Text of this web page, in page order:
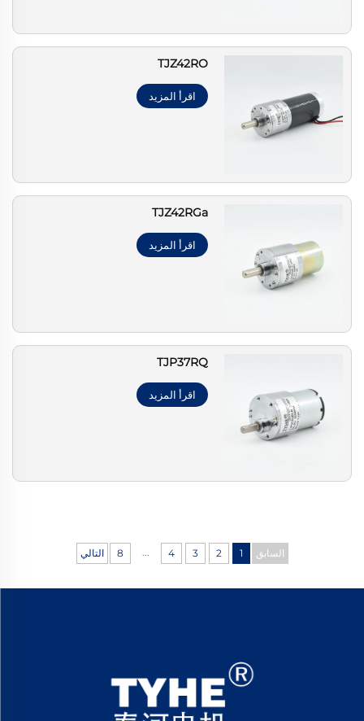
TJZ42RO
اقرأ المزيد
TJZ42RGa
اقرأ المزيد
TJP37RQ
اقرأ المزيد
السابق 1
2
3
4
...
8 التالي